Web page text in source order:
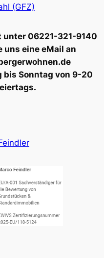
(GFZ)
unter 06221-321-9140
uns eine eMail an
bis Sonntag von 9-20